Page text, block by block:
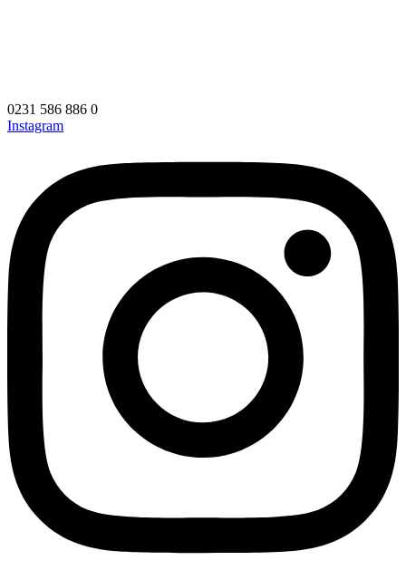
0231 586 886 0
Instagram